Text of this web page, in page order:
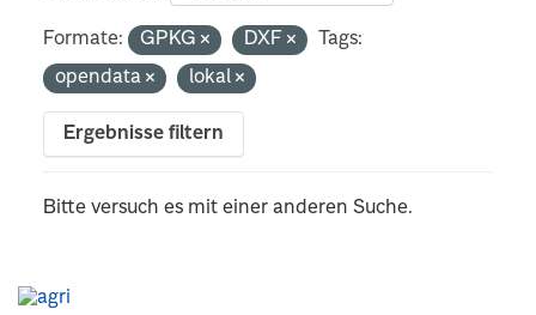
Formate: GPKG DXF
Tags:
opendata
lokal
Ergebnisse filtern
Bitte versuch es mit einer anderen Suche.